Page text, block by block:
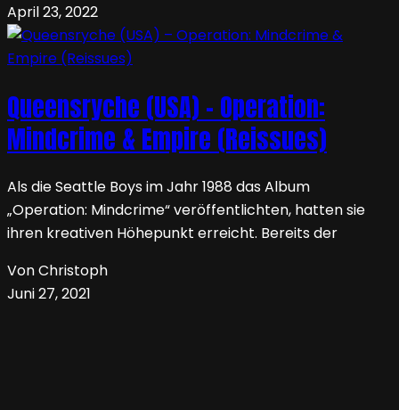
April 23, 2022
Queensryche (USA) – Operation:
Mindcrime & Empire (Reissues)
Als die Seattle Boys im Jahr 1988 das Album
„Operation: Mindcrime“ veröffentlichten, hatten sie
ihren kreativen Höhepunkt erreicht. Bereits der
Von Christoph
Juni 27, 2021